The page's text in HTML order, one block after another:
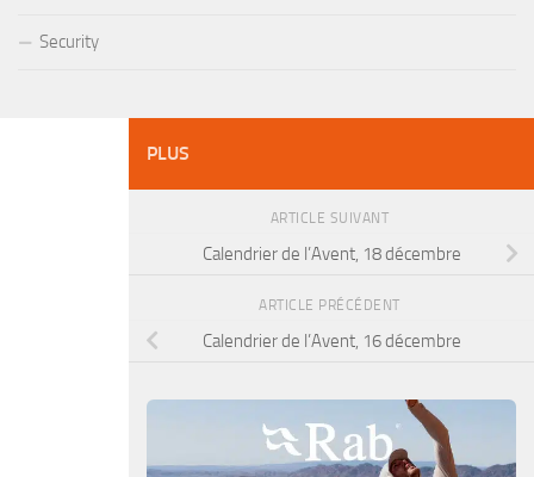
Security
PLUS
ARTICLE SUIVANT
Calendrier de l’Avent, 18 décembre
ARTICLE PRÉCÉDENT
Calendrier de l’Avent, 16 décembre